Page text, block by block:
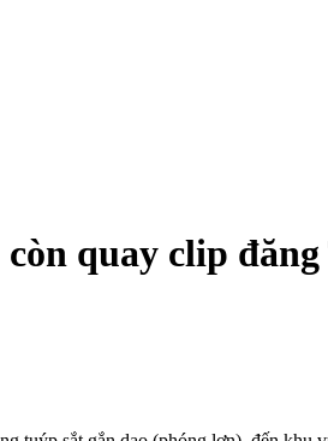
quay clip